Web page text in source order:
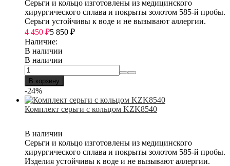
Серьги и кольцо изготовлены из медицинского
хирургического сплава и покрыты золотом 585-й пробы.
Серьги устойчивы к воде и не вызывают аллергии.
4 450 ₽5 850 ₽
Наличие:
В наличии
В наличии
В корзину
-24%
Комплект серьги с кольцом KZK8540
В наличии
Серьги и кольцо изготовлены из медицинского
хирургического сплава и покрыты золотом 585-й пробы.
Изделия устойчивы к воде и не вызывают аллергии.